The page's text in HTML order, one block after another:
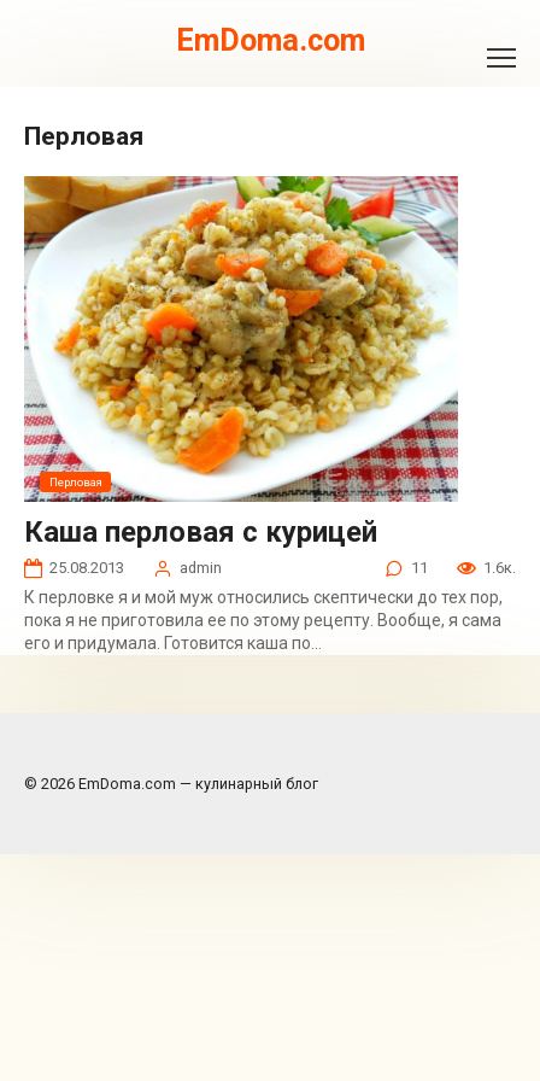
EmDoma.com
Перловая
Перловая
Каша перловая с курицей
25.08.2013 admin 11 1.6к.
К перловке я и мой муж относились скептически до тех пор,
пока я не приготовила ее по этому рецепту. Вообще, я сама
его и придумала. Готовится каша по...
© 2026 EmDoma.com — кулинарный блог